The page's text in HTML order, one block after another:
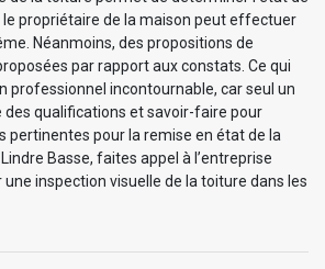
le propriétaire de la maison peut effectuer
Néanmoins, des propositions de
par rapport aux constats. Ce qui
professionnel incontournable, car seul un
qualifications et savoir-faire pour
pertinentes pour la remise en état de la
Basse, faites appel à l’entreprise
une inspection visuelle de la toiture dans les